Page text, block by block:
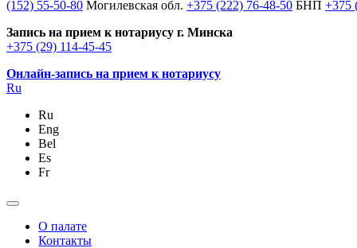
(152) 55-50-80 Могилевская обл. +375 (222) 76-48-50 БНП +375
Запись на прием к нотариусу г. Минска
+375 (29) 114-45-45
Онлайн-запись на прием к нотариусу
Ru
Ru
Eng
Bel
Es
Fr
О палате
Контакты